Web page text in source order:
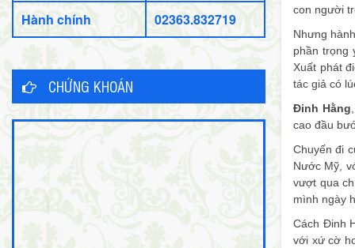
Hành chính
02363.832719
CHỨNG KHOÁN
con người
Nhưng
phần trọng
Xuất phát
tác giả có
Đinh Hằng
cao đầu
Chuyến đi
Nước Mỹ,
vượt qua
mình ngày
Cách Đinh
với xứ cờ